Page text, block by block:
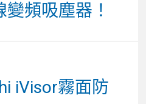
頻吸塵器！
iVisor霧面防